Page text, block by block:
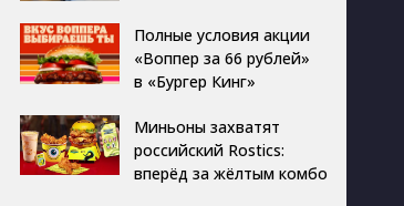
Полные условия акции
«Воппер за 66 рублей»
в «Бургер Кинг»
Миньоны захватят
российский Rostics:
вперёд за жёлтым комбо